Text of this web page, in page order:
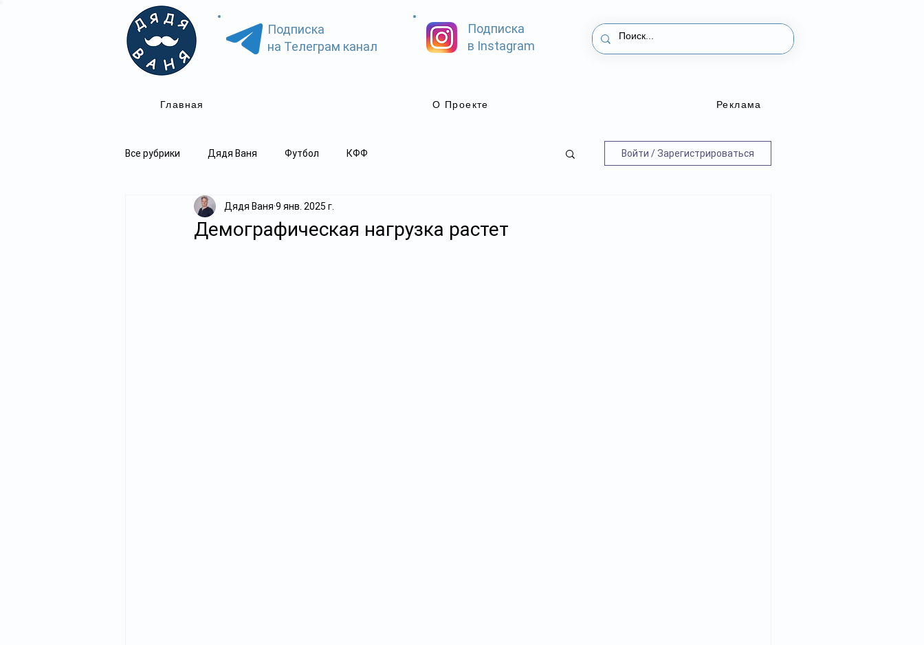
Подписка
на Телеграм канал
Главная
Подписка
в Instagram
О Проекте Реклама
Все рубрики Дядя Ваня Футбол КФФ Войти / Зарегистрироваться
Демографическая нагрузка растет
Дядя Ваня 9 янв. 2025 г.